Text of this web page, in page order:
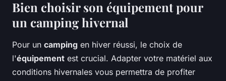
Bien choisir son équipement pour
un camping hivernal
Pour un camping en hiver réussi, le choix de
l'équipement est crucial. Adapter votre matériel aux
conditions hivernales vous permettra de profiter